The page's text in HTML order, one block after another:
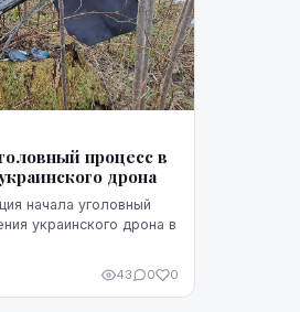
процесс в
дрона
начала уголовный
украинского дрона в
43 0 0